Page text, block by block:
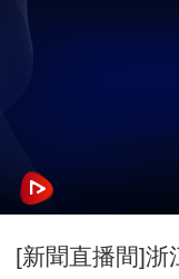
[新聞直播間]浙